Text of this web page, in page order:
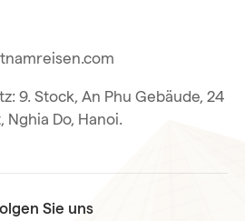
Tourismuslizenz
9. Stock, An Phu Gebäude, 24
Nghia Do, Hanoi.
Sie uns